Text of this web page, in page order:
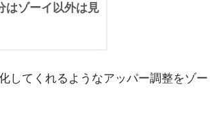
はゾーイ以外は見
してくれるようなアッパー調整をゾー